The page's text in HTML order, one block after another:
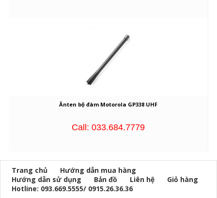
Ănten bộ đàm Motorola GP338 UHF
Call: 033.684.7779
Trang chủ
Hướng dẫn mua hàng
Hướng dẫn sử dụng
Bản đồ Liên hệ
Giỏ hàng
Hotline: 093.669.5555/ 0915.26.36.36